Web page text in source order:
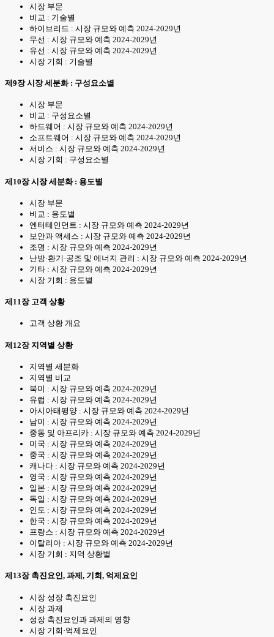
시장 부문
비교 : 기술별
하이브리드 : 시장 규모와 예측 2024-2029년
무선 : 시장 규모와 예측 2024-2029년
유선 : 시장 규모와 예측 2024-2029년
시장 기회 : 기술별
제9장 시장 세분화 : 구성요소별
시장 부문
비교 : 구성요소별
하드웨어 : 시장 규모와 예측 2024-2029년
소프트웨어 : 시장 규모와 예측 2024-2029년
서비스 : 시장 규모와 예측 2024-2029년
시장 기회 : 구성요소별
제10장 시장 세분화 : 용도별
시장 부문
비교 : 용도별
엔터테인먼트 : 시장 규모와 예측 2024-2029년
보안과 액세스 : 시장 규모와 예측 2024-2029년
조명 : 시장 규모와 예측 2024-2029년
난방·환기·공조 및 에너지 관리 : 시장 규모와 예측 2024-2029년
기타 : 시장 규모와 예측 2024-2029년
시장 기회 : 용도별
제11장 고객 상황
고객 상황 개요
제12장 지역별 상황
지역별 세분화
지역별 비교
북미 : 시장 규모와 예측 2024-2029년
유럽 : 시장 규모와 예측 2024-2029년
아시아태평양 : 시장 규모와 예측 2024-2029년
남미 : 시장 규모와 예측 2024-2029년
중동 및 아프리카 : 시장 규모와 예측 2024-2029년
미국 : 시장 규모와 예측 2024-2029년
중국 : 시장 규모와 예측 2024-2029년
캐나다 : 시장 규모와 예측 2024-2029년
영국 : 시장 규모와 예측 2024-2029년
일본 : 시장 규모와 예측 2024-2029년
독일 : 시장 규모와 예측 2024-2029년
인도 : 시장 규모와 예측 2024-2029년
한국 : 시장 규모와 예측 2024-2029년
프랑스 : 시장 규모와 예측 2024-2029년
이탈리아 : 시장 규모와 예측 2024-2029년
시장 기회 : 지역 상황별
제13장 촉진요인, 과제, 기회, 억제요인
시장 성장 촉진요인
시장 과제
성장 촉진요인과 과제의 영향
시장 기회·억제요인